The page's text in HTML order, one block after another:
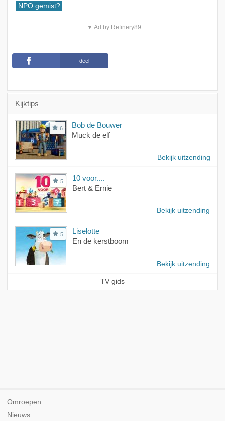
NPO gemist?
▼ Ad by Refinery89
deel
Kijktips
6
Bob de Bouwer
Muck de elf
Bekijk uitzending
5
10 voor....
Bert & Ernie
Bekijk uitzending
5
Liselotte
En de kerstboom
Bekijk uitzending
TV gids
Omroepen
Nieuws